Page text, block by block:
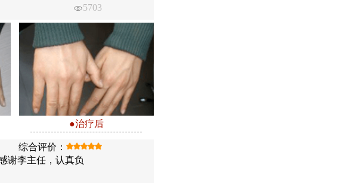
5703
●治疗后
综合评价：
谢李主任，认真负